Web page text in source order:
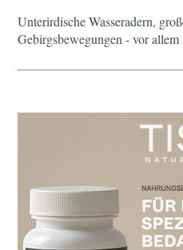
Unterirdische Wasseradern,
Gebirgsbewegungen - vor